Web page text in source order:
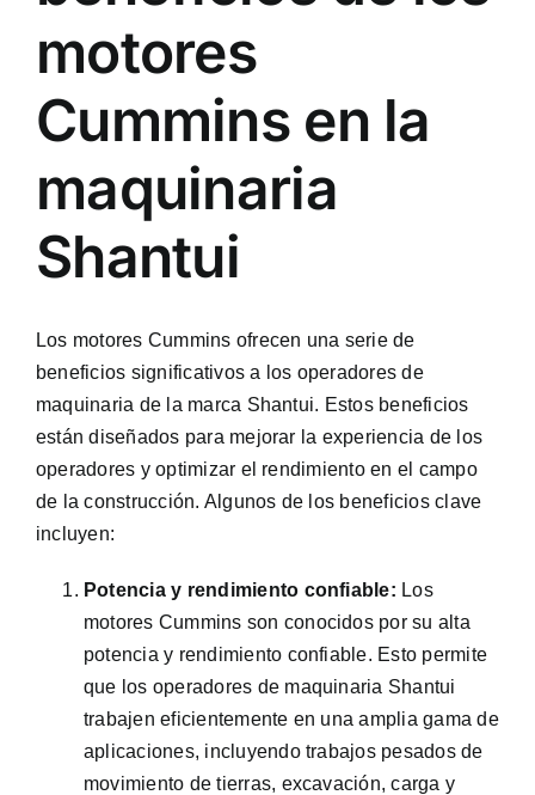
motores
Cummins en la
maquinaria
Shantui
Los motores Cummins ofrecen una serie de
beneficios significativos a los operadores de
maquinaria de la marca Shantui. Estos beneficios
están diseñados para mejorar la experiencia de los
operadores y optimizar el rendimiento en el campo
de la construcción. Algunos de los beneficios clave
incluyen:
Potencia y rendimiento confiable: Los
motores Cummins son conocidos por su alta
potencia y rendimiento confiable. Esto permite
que los operadores de maquinaria Shantui
trabajen eficientemente en una amplia gama de
aplicaciones, incluyendo trabajos pesados de
movimiento de tierras, excavación, carga y